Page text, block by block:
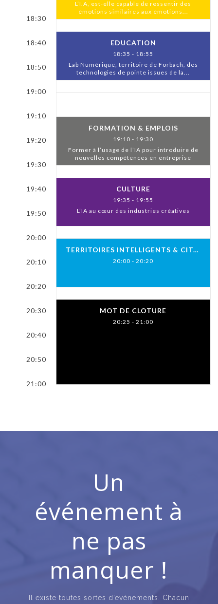
18:30
18:40
18:50
19:00
19:10
19:20
19:30
19:40
19:50
20:00
20:10
20:20
20:30
20:40
20:50
21:00
L’I.A, est-elle capable de ressentir des
émotions similaires aux émotions...
EDUCATION
18:35 - 18:55
Lab Numérique, territoire de Forbach, des
technologies de pointe issues de la...
FORMATION & EMPLOIS
19:10 - 19:30
Former à l’usage de l’IA pour introduire de
nouvelles compétences en entreprise
CULTURE
19:35 - 19:55
L’IA au cœur des industries créatives
TERRITOIRES INTELLIGENTS & CITOYENNETÉ
20:00 - 20:20
MOT DE CLOTURE
20:25 - 21:00
Un
événement à
ne pas
manquer !
Il existe toutes sortes d’événements. Chacun